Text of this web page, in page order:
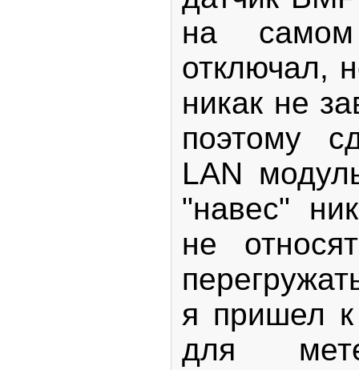
на
отключал,
никак не
поэтому
LAN
"навес"
не
я пришел к
для